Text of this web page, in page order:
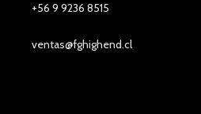
+56 9 9236 8515
ventas@fghighend.cl